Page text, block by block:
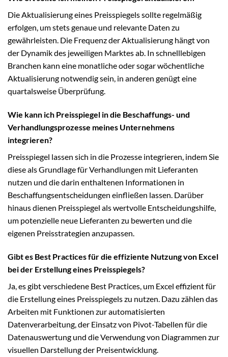
Die Aktualisierung eines Preisspiegels sollte regelmäßig
erfolgen, um stets genaue und relevante Daten zu
gewährleisten. Die Frequenz der Aktualisierung hängt von
der Dynamik des jeweiligen Marktes ab. In schnelllebigen
Branchen kann eine monatliche oder sogar wöchentliche
Aktualisierung notwendig sein, in anderen genügt eine
quartalsweise Überprüfung.
Wie kann ich Preisspiegel in die Beschaffungs- und
Verhandlungsprozesse meines Unternehmens
integrieren?
Preisspiegel lassen sich in die Prozesse integrieren, indem Sie
diese als Grundlage für Verhandlungen mit Lieferanten
nutzen und die darin enthaltenen Informationen in
Beschaffungsentscheidungen einfließen lassen. Darüber
hinaus dienen Preisspiegel als wertvolle Entscheidungshilfe,
um potenzielle neue Lieferanten zu bewerten und die
eigenen Preisstrategien anzupassen.
Gibt es Best Practices für die effiziente Nutzung von Excel
bei der Erstellung eines Preisspiegels?
Ja, es gibt verschiedene Best Practices, um Excel effizient für
die Erstellung eines Preisspiegels zu nutzen. Dazu zählen das
Arbeiten mit Funktionen zur automatisierten
Datenverarbeitung, der Einsatz von Pivot-Tabellen für die
Datenauswertung und die Verwendung von Diagrammen zur
visuellen Darstellung der Preisentwicklung.